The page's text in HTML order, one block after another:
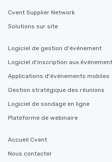
Cvent Supplier Network
Solutions sur site
Logiciel de gestion d'événement
Logiciel d'inscription aux
Applications d'événements mobiles
Gestion stratégique des réunions
Logiciel de sondage en ligne
Plateforme de webinaire
Accueil Cvent
Nous contacter